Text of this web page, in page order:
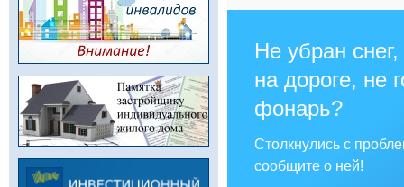
Не убран
на дороге, не
фонарь?
Столкнулись с
сообщите о ней!